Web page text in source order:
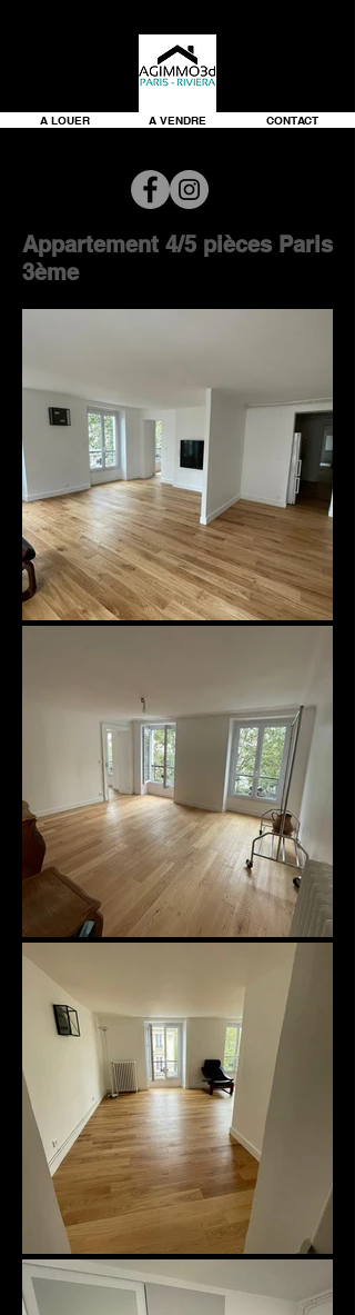
A LOUER CONTACT
A VENDRE
Appartement 4/5 pièces Paris
3ème